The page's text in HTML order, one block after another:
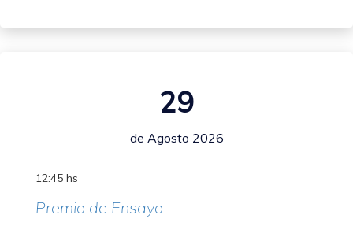
29
de Agosto 2026
12:45 hs
Premio de Ensayo